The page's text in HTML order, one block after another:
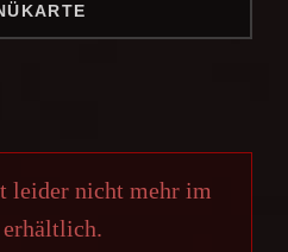
leider nicht mehr im
erhältlich.